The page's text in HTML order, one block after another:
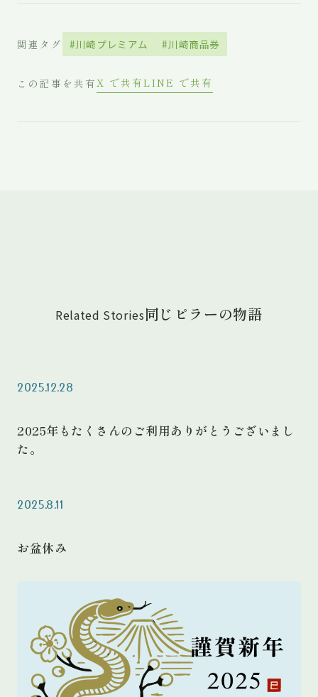
関連タグ #川崎プレミアム #川崎商品券
この記事を共有X で共有LINE で共有
Related Stories同じピラーの物語
2025.12.28
2025年もたくさんのご利用ありがとうございまし
た。
2025.8.11
お盆休み